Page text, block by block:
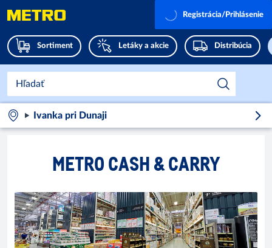
Sortiment Letáky a akcie Distribúcia
Registrácia/Prihlásenie
Ivanka pri Dunaji
METRO CASH & CARRY